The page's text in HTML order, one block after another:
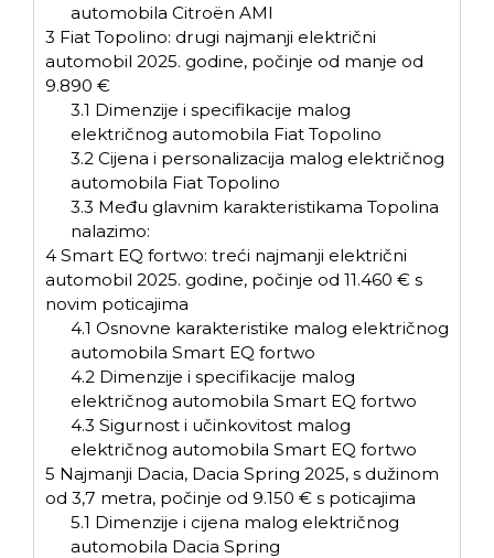
automobila Citroën AMI
3 Fiat Topolino: drugi najmanji električni
automobil 2025. godine, počinje od manje od
9.890 €
3.1 Dimenzije i specifikacije malog
električnog automobila Fiat Topolino
3.2 Cijena i personalizacija malog električnog
automobila Fiat Topolino
3.3 Među glavnim karakteristikama Topolina
nalazimo:
4 Smart EQ fortwo: treći najmanji električni
automobil 2025. godine, počinje od 11.460 € s
novim poticajima
4.1 Osnovne karakteristike malog električnog
automobila Smart EQ fortwo
4.2 Dimenzije i specifikacije malog
električnog automobila Smart EQ fortwo
4.3 Sigurnost i učinkovitost malog
električnog automobila Smart EQ fortwo
5 Najmanji Dacia, Dacia Spring 2025, s dužinom
od 3,7 metra, počinje od 9.150 € s poticajima
5.1 Dimenzije i cijena malog električnog
automobila Dacia Spring